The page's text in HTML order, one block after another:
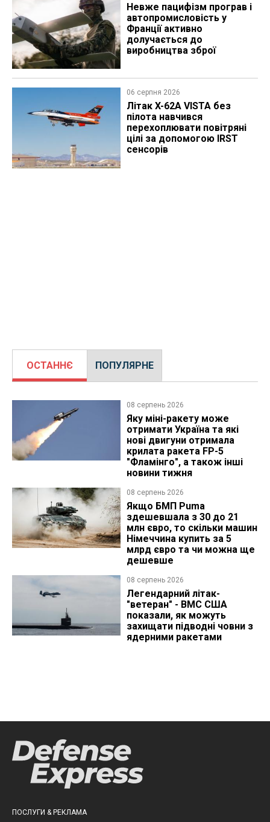
Невже пацифізм програв і
автопромисловість у
Франції активно
долучається до
виробництва зброї
06 серпня 2026
Літак X-62A VISTA без
пілота навчився
перехоплювати повітряні
цілі за допомогою IRST
сенсорів
ОСТАННЄ ПОПУЛЯРНЕ
08 серпень 2026
Яку міні-ракету може
отримати Україна та які
нові двигуни отримала
крилата ракета FP-5
"Фламінго", а також інші
новини тижня
08 серпень 2026
Якщо БМП Puma
здешевшала з 30 до 21
млн євро, то скільки машин
Німеччина купить за 5
млрд євро та чи можна ще
дешевше
08 серпень 2026
Легендарний літак-
"ветеран" - ВМС США
показали, як можуть
захищати підводні човни з
ядерними ракетами
ПОСЛУГИ & РЕКЛАМА